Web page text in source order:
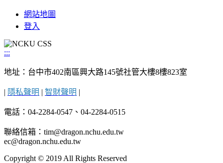
網站地圖
登入
:::
地址：台中市402南區興大路145號社管大樓8樓823室
| 隱私聲明 | 智財聲明 |
電話：04-2284-0547、04-2284-0515
聯絡信箱：tim@dragon.nchu.edu.tw
ec@dragon.nchu.edu.tw
Copyright © 2019 All Rights Reserved